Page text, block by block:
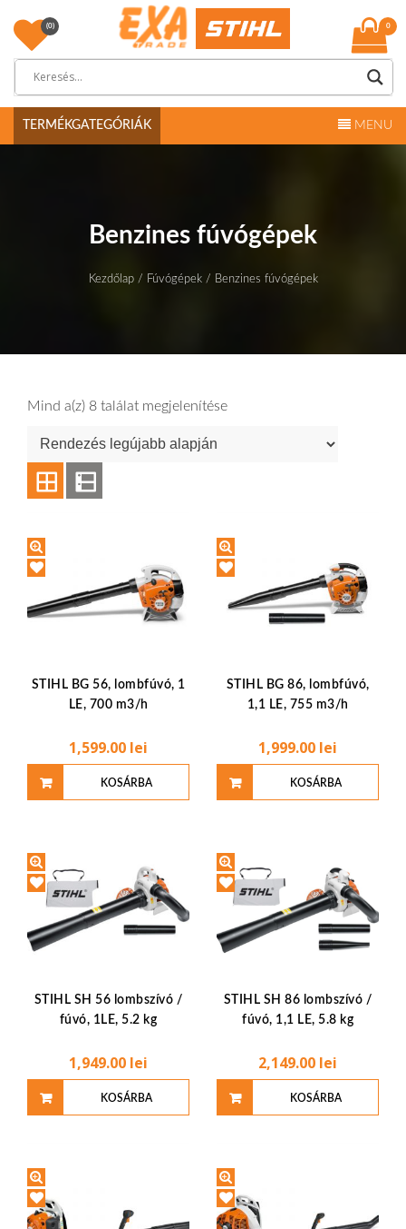
content
Exa Trade
0
(0)
TERMÉKGATEGÓRIÁK MENU
Benzines fúvógépek
Kezdőlap/ Fúvógépek/ Benzines fúvógépek
Mind a(z) 8 találat megjelenítése
STIHL BG 56, lombfúvó, 1
LE, 700 m3/h
1,599.00 lei
KOSÁRBA
STIHL BG 86, lombfúvó,
1,1 LE, 755 m3/h
1,999.00 lei
KOSÁRBA
STIHL SH 56 lombszívó /
fúvó, 1LE, 5.2 kg
1,949.00 lei
KOSÁRBA
STIHL SH 86 lombszívó /
fúvó, 1,1 LE, 5.8 kg
2,149.00 lei
KOSÁRBA